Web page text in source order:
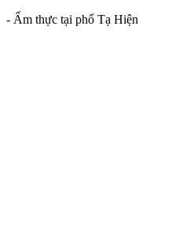
- Ẩm thực tại phố Tạ Hiện